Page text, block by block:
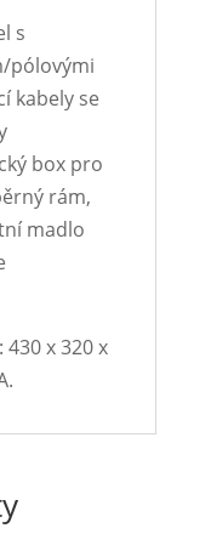
s
pólovými
kabely se
box pro
rám,
madlo
430 x 320 x